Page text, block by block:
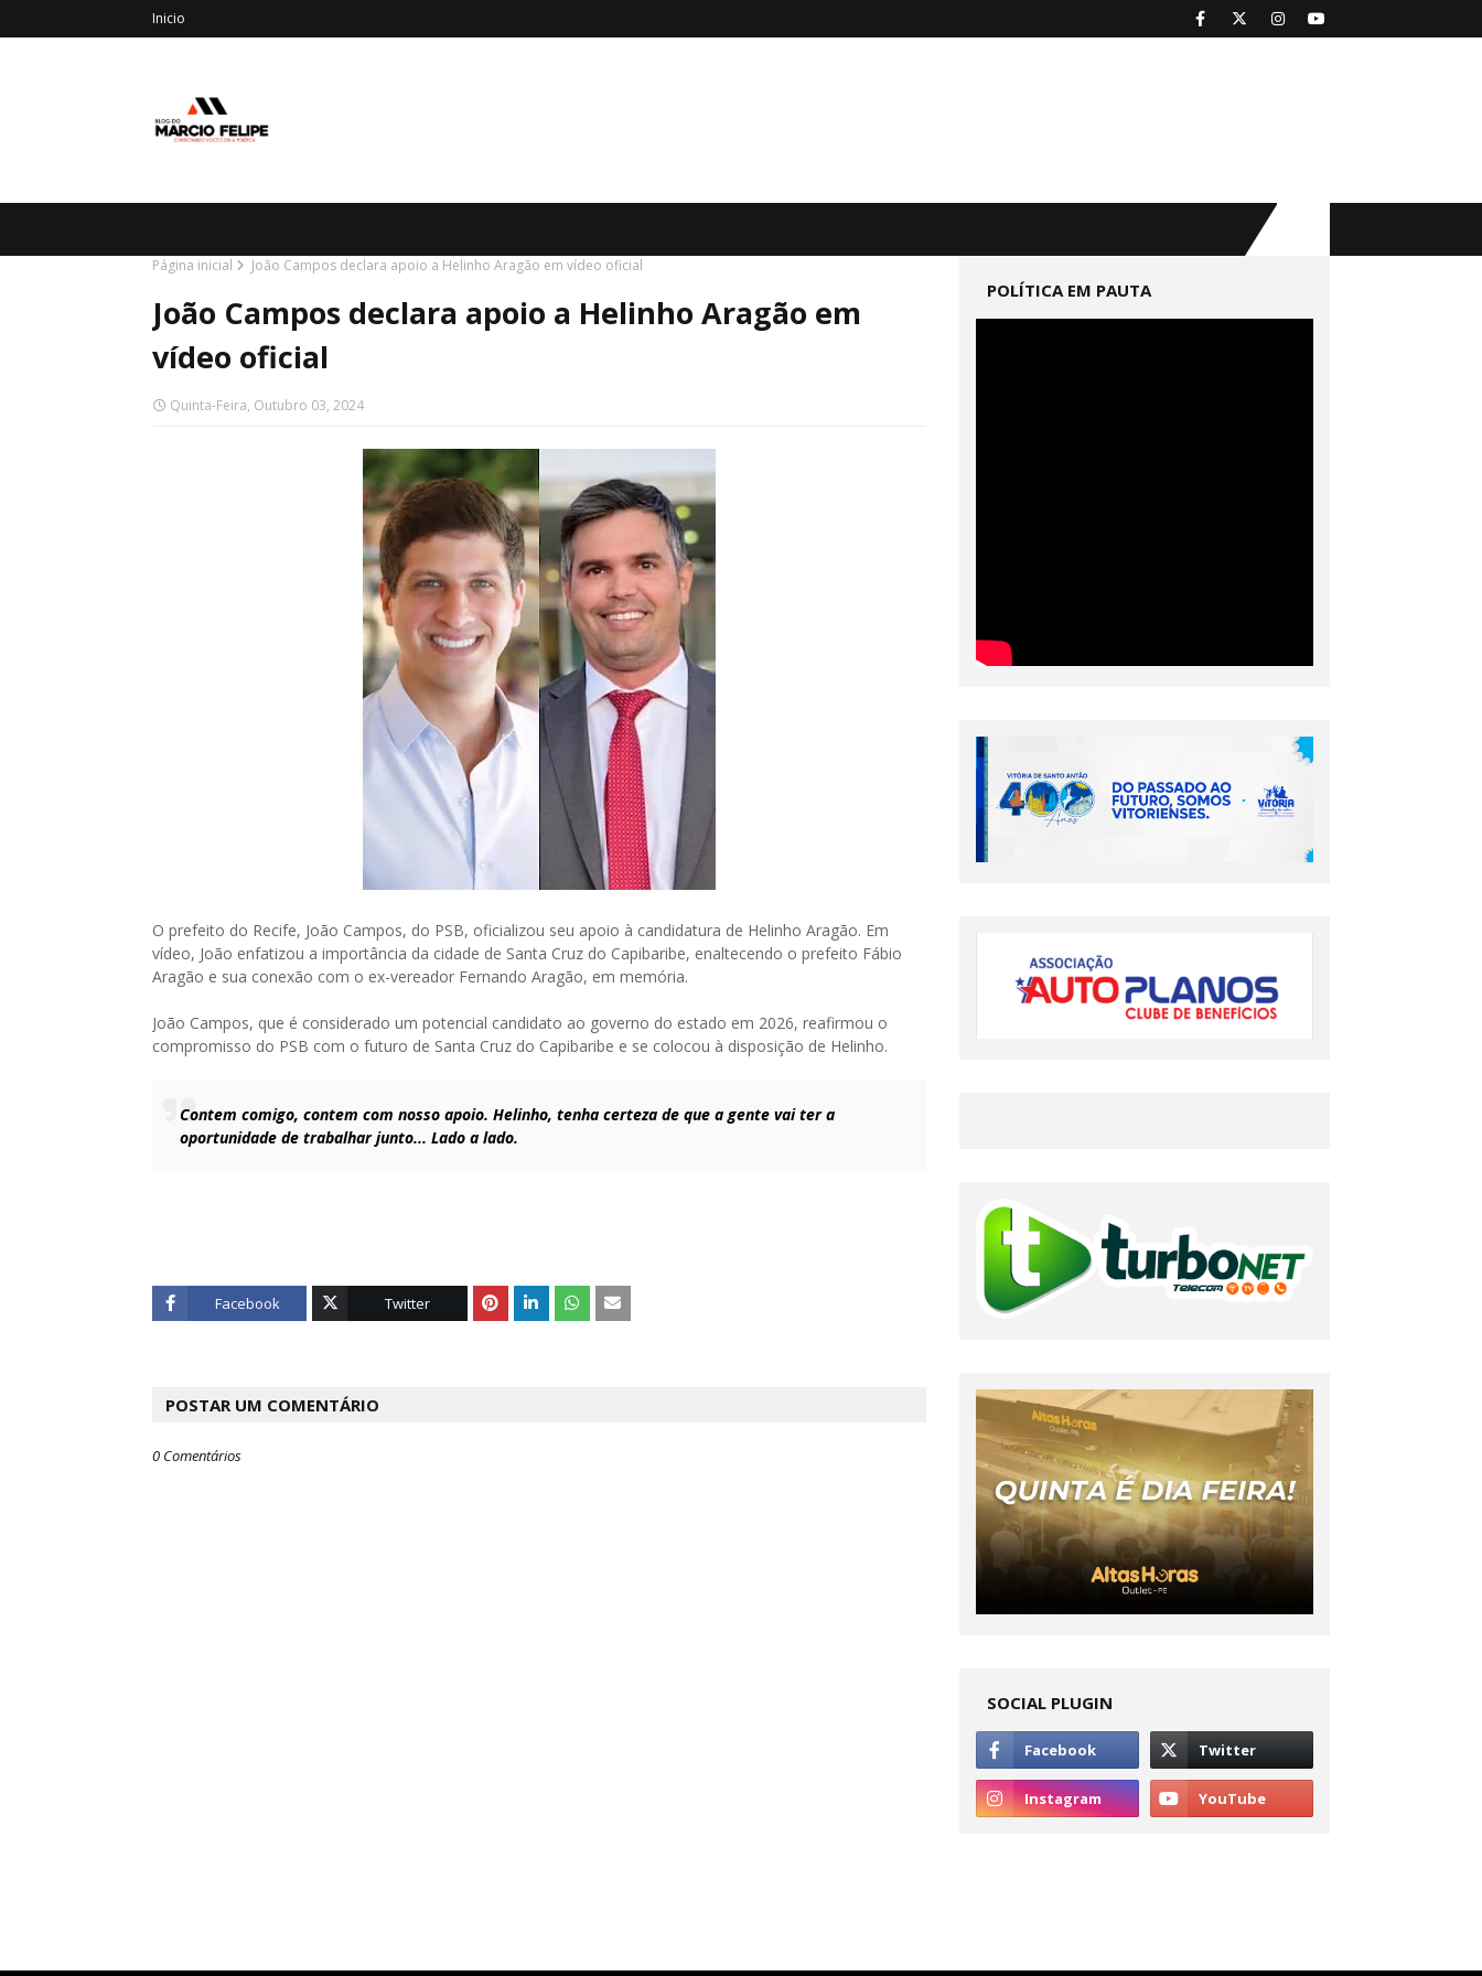
Inicio
Página inicial João Campos declara apoio a Helinho Aragão em vídeo oficial
João Campos declara apoio a Helinho Aragão em
vídeo oficial
Quinta-Feira, Outubro 03, 2024
O prefeito do Recife, João Campos, do PSB, oficializou seu apoio à candidatura de Helinho Aragão. Em
vídeo, João enfatizou a importância da cidade de Santa Cruz do Capibaribe, enaltecendo o prefeito Fábio
Aragão e sua conexão com o ex-vereador Fernando Aragão, em memória.
João Campos, que é considerado um potencial candidato ao governo do estado em 2026, reafirmou o
compromisso do PSB com o futuro de Santa Cruz do Capibaribe e se colocou à disposição de Helinho.
Contem comigo, contem com nosso apoio. Helinho, tenha certeza de que a gente vai ter a
oportunidade de trabalhar junto... Lado a lado.
Facebook Twitter
POSTAR UM COMENTÁRIO
0 Comentários
POLÍTICA EM PAUTA
SOCIAL PLUGIN